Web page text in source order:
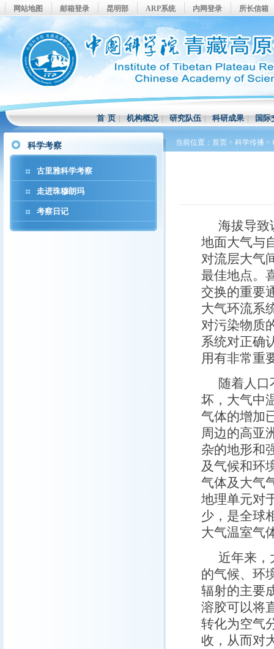
网站地图 邮箱登录 昆明部 ARP系统 内网登录 所长信箱
首 页|机构概况|研究队伍|科研成果|国际
科学考察
古里雅科学考察
走进珠穆朗玛
考察日记
当前位置： 首页 > 科学传播 >
海拔导致
地面大气与
对流层大气
最佳地点。
交换的重要
大气环流系
对污染物质
系统对正确
用有非常重
随着人
坏，大气中
气体的增加
周边的高亚
杂的地形和
及气候和环
气体及大气
地理单元对
少，是全球
大气温室气
近年来，
的气候、环
辐射的主要
溶胶可以将
转化为空气
收，从而对